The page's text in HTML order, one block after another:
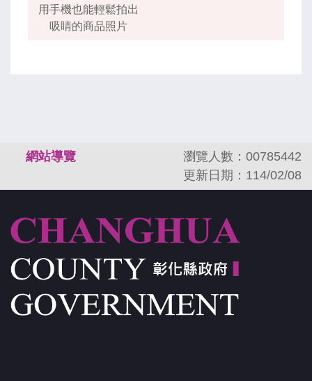
用手機也能輕鬆拍出
吸睛的商品照片
網站導覽
瀏覽人數：00785442
更新日期：114/02/08